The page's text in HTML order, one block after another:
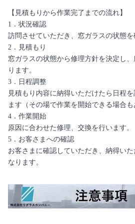
【見積もりから作業完了までの流れ】
1．状況確認
訪問させていただき、窓ガラスの状態を
2．見積もり
窓ガラスの状態から修理方針を決定し
ります。
3．日程調整
見積もり内容に納得いただけたら日程
ます（その場で作業を開始できる場合も
4．作業開始
原因に合わせた修理、交換を行います。
5．お客さまへの確認
お客さまに確認していただき、納得い
なります。